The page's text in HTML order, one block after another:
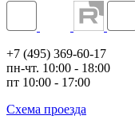
+7 (495) 369-60-17
пн-чт. 10:00 - 18:00
пт 10:00 - 17:00
Схема проезда